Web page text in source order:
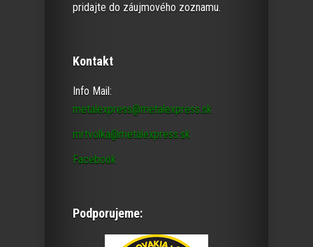
pridajte do záujmového zoznamu.
Kontakt
Info Mail:
metalexpress@metalexpress.sk
mrtvolka@metalexpress.sk
Facebook
Podporujeme: